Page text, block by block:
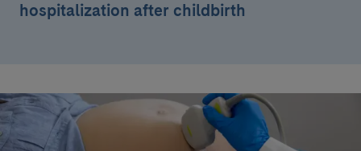
hospitalization after childbirth